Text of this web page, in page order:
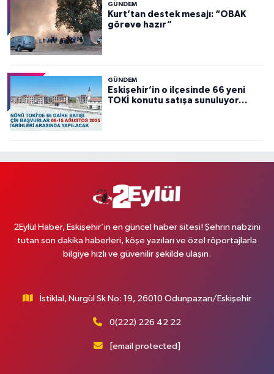
GÜNDEM
Kurt’tan destek mesajı: “OBAK
göreve hazır”
GÜNDEM
Eskişehir’in o ilçesinde 66 yeni
TOKİ konutu satışa sunuluyor…
2Eylül Haber, Eskişehir’in en güncel haber sitesi! Şehrin nabzını
tutan son dakika haberleri, köşe yazıları ve özel röportajlarla
bilgiye hızlı ve güvenilir şekilde ulaşın.
İstiklal, Nurgül Sk No: 19, 26010 Odunpazarı/Eskişehir
0(222) 226 42 22
[email protected]